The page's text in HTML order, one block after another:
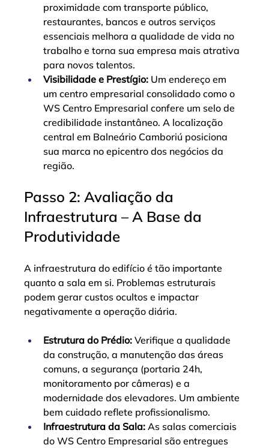
proximidade com transporte público,
restaurantes, bancos e outros serviços
essenciais melhora a qualidade de vida no
trabalho e torna sua empresa mais atrativa
para novos talentos.
Visibilidade e Prestígio: Um endereço em
um centro empresarial consolidado como o
WS Centro Empresarial confere um selo de
credibilidade instantâneo. A localização
central em Balneário Camboriú posiciona
sua marca no epicentro dos negócios da
região.
Passo 2: Avaliação da
Infraestrutura – A Base da
Produtividade
A infraestrutura do edifício é tão importante
quanto a sala em si. Problemas estruturais
podem gerar custos ocultos e impactar
negativamente a operação diária.
Estrutura do Prédio: Verifique a qualidade
da construção, a manutenção das áreas
comuns, a segurança (portaria 24h,
monitoramento por câmeras) e a
modernidade dos elevadores. Um ambiente
bem cuidado reflete profissionalismo.
Infraestrutura da Sala: As salas comerciais
do WS Centro Empresarial são entregues